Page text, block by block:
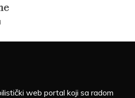
web portal koji sa radom